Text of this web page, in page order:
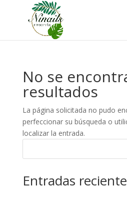
No se
resultados
La página solicitada no pudo
perfeccionar su búsqueda o
localizar la entrada.
Entradas